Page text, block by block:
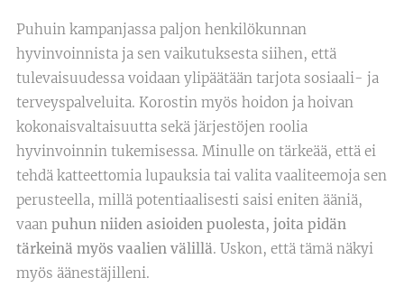
Puhuin kampanjassa paljon henkilökunnan
hyvinvoinnista ja sen vaikutuksesta siihen, että
tulevaisuudessa voidaan ylipäätään tarjota sosiaali- ja
terveyspalveluita. Korostin myös hoidon ja hoivan
kokonaisvaltaisuutta sekä järjestöjen roolia
hyvinvoinnin tukemisessa. Minulle on tärkeää, että ei
tehdä katteettomia lupauksia tai valita vaaliteemoja sen
perusteella, millä potentiaalisesti saisi eniten ääniä,
vaan puhun niiden asioiden puolesta, joita pidän
tärkeinä myös vaalien välillä. Uskon, että tämä näkyi
myös äänestäjilleni.